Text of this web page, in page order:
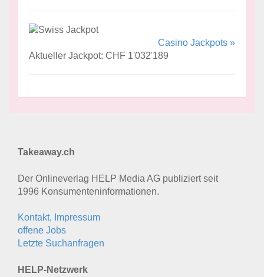
Casino Jackpots »
Aktueller Jackpot: CHF 1'032'189
Takeaway.ch
Der Onlineverlag HELP Media AG publiziert seit
1996 Konsumenten­informationen.
Kontakt, Impressum
offene Jobs
Letzte Suchanfragen
HELP-Netzwerk